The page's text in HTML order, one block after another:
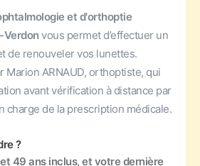
et d'orthoptie
Verdon vous permet d’effectuer un
de renouveler vos lunettes.
Marion ARNAUD, orthoptiste, qui
avant vérification à distance par
charge de la prescription médicale.
?
49 ans inclus, et votre dernière